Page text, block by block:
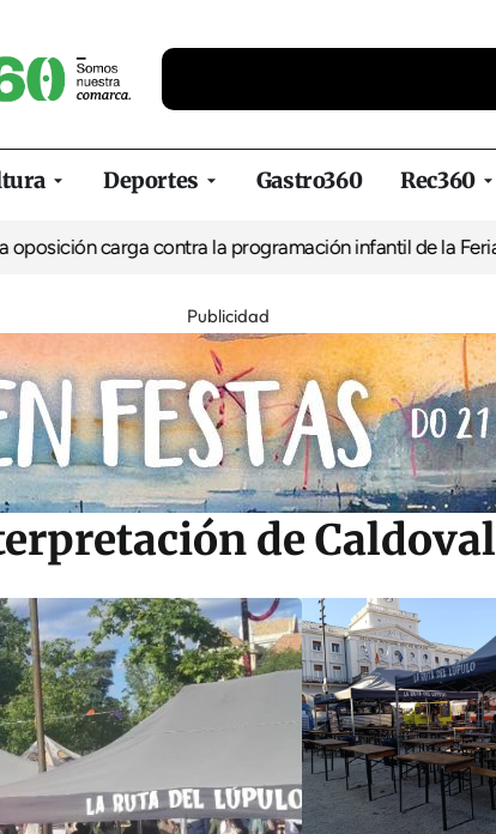
Deportes Gastro360 Rec360
contra la programación infantil de la Feria de la
Publicidad
de Caldoval